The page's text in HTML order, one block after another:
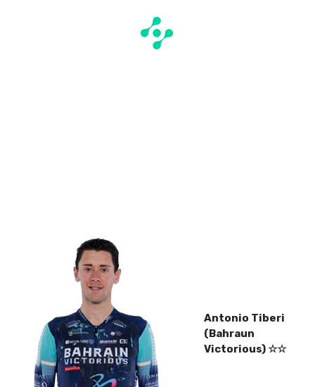
Antonio Tiberi
(Bahraun
Victorious) ☆☆